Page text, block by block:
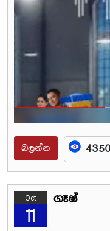
බලන්න
Oct
11
ගෑෂ්